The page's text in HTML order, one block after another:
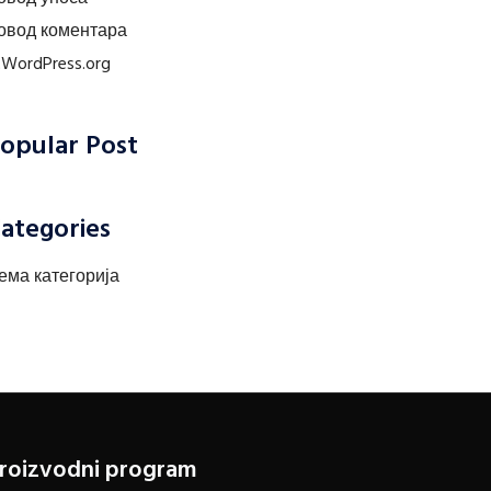
коментара
Post
категорија
program